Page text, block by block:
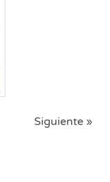
Siguiente »